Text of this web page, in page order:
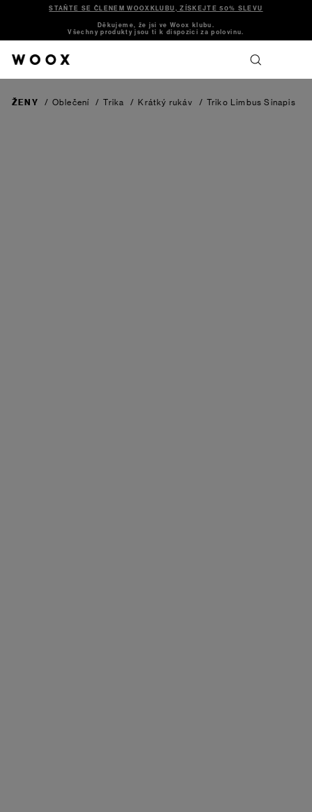
STAŇTE SE ČLENEM WOOXKLUBU, ZÍSKEJTE 50% SLEVU
Děkujeme, že jsi ve Woox klubu.
Všechny produkty jsou ti k dispozici za polovinu.
ŽENY / Oblečení / Trika / Krátký rukáv / Triko Limbus Sinapis